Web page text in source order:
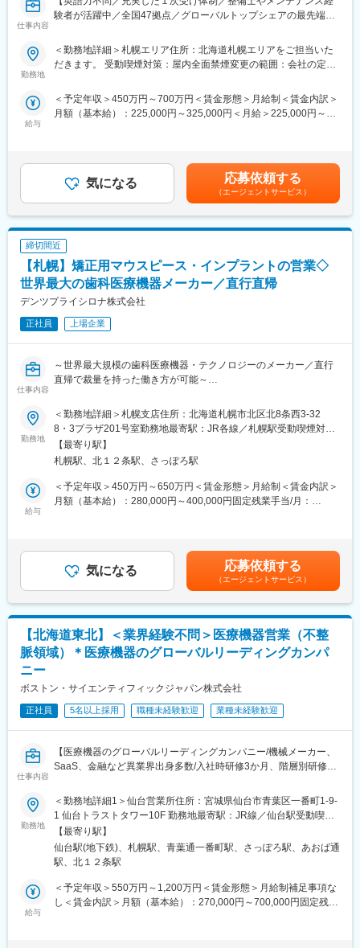
がら、OJTで提案の流れを身につけていただきます。
・札幌拠点を拠点に、北海道内の病院・クリニックを担当
・PACS、RIS、レポートシステム等の提案・デモンストレーショ
・導入に向けた院内調整、要件ヒアリング、見積・提案書作成
・既存顧客のフォローと、展示会等からの新規案件対応
当社は韓国でPACSシェア約70％を誇るメーカーの日本法人とし
て、世界6,200件超の導入実績を持つ高機能な医療用画像システム
を提供しています。静止画像と動画を同一システムで扱える強み
から、他社システムからのリプレイス案件も増加中。
仕事内容
験者が活躍中／全国47拠点／グローバルトップシェアの最先端医
■業務内容：
医療画像診断装置（CT,MRI）、超音波診断装置や麻酔器、生体モ
・医療装置の保守 修理、点検等メンテナンス
・機器導入後の技術支援や購入前後のサポート
い。
【変更の範囲：会社の定める業務】
■就業環境：年間を通しての残業時間は平均して30～40時間とな
っており、夜間の対応につきましては月1, 2回のペースです。一次
対応はコールセンターが行い、現場での対応が必要な場合のみ、
夜間出勤をします。夜間・休日の出勤はスキルを備えられたこと
が確認できたのちに入ることになりますので、新人の内から対応
を求められることはありません。
■サポート体制：不明な点は本部アプリケーションエンジニアがい
るため、最初は専門的な知識はそこまで持っていなくても大丈夫
です。スキルを備えたあとは土日（当番制）に呼び出しはありま
すが一次対応はコールセンターが行い、現場での対応が必要な場
手当などはしっかり完備されております。
■研修制度：各営業所の先輩社員とOJT形式で半年～1年程度かけ
■長期的な就業可能：現在は勤続年数20年と在籍している方も多
数おり年齢層も20歳～50歳とバランスよく活躍しています。自己
都合の退職も3~5％と大手日系メーカーと同様に非常に長く働け
る環境です。
ができます。エンジニアのキャリアパスは無限であり、社内公募
制度によりサービスマネージャーとして現場のマネジメント、本
変更の範囲：本文参照
勤務地
＜勤務地詳細＞札幌エリア住所：北海道札幌エリアをご担当いた
だきます。 受動喫煙対策：屋内全面禁煙変更の範囲：会社の定め
給与
＜予定年収＞450万円～700万円＜賃金形態＞月給制＜賃金内訳＞
月額（基本給）：225,000円～325,000円＜月給＞225,000円～
までも目安の金額であり、選考を通じて上下する可能性がありま
す。賃金はあくまでも目安の金額であり、選考を通じて上下する
可能性があります。月給(月額)は固定手当を含めた表記です。
気になる 応募依頼する
（エージェントサービス）
締切間近
【札幌】矯正用マウスピース・インプラントの営業◇
世界最大の歯科医療機器メーカー／直行直帰
デンツプライシロナ株式会社
正社員 上場企業
仕事内容
～世界最大規模の歯科医療機器・テクノロジーのメーカー／直行
直帰で裁量を持った働き方が可能～
■職務内容：
・歯科医院、病院歯科、および大学歯学部に対するデジタル矯正
システム（シュアスマイル）、インプラント製品、関連製品の提
案・販売
・歯科医院と直接コミュニケーションをとり、リレーションシッ
プの強化と新規顧客の開拓
・製品の情報提供や、販売後のフォローアップ、取扱説明・デモ
■製品について
https://www.dentsplysirona.com/ja-jp/discover/discover-by-
category/implant-dentistry.html
■担当予定エリア
※訪問件数：4~5件/日 ※日帰又は宿泊出張：数回/週
■製品の特徴と魅力：
ナー矯正治療の計画、その計画を元に作製されるカスタムメイド
のアライナー装置の、販売とサポートが主な業務となります。ア
継続的な成長が見込まれるため、営業として大きな成長機会のあ
る環境です。
インプラントについては、多彩な製品ラインアップと、豊富なエ
ビデンスに裏付けられたユニークなポジショニングで圧倒的な知
名力を誇り、日本におけるさらなるシェア拡大をめざしていま
専門性の高い商材でのコンサルティング型・提案型の営業をした
いという方には魅力的な仕事です。
勤務地
＜勤務地詳細＞札幌支店住所：北海道札幌市北区北8条西3‐32
8・3プラザ201号室勤務地最寄駅：JR各線／札幌駅受動喫煙対
策：屋内全面禁煙変更の範囲：会社の定める事業所
【最寄り駅】
札幌駅、北１２条駅、さっぽろ駅
給与
＜予定年収＞450万円～650万円＜賃金形態＞月給制＜賃金内訳＞
月額（基本給）：280,000円～400,000円固定残業手当/月：
詳細は経験・能力・スキルに応じ、選考の過程を通じて決定しま
す。※上記の予定年収は20時間の残業時間代相当の手当およびイ
ンセンティブを含む金額です。■給与改定：年1回（4月）賃金は
あくまでも目安の金額であり、選考を通じて上下する可能性があ
ります。月給(月額)は固定手当を含めた表記です。
気になる 応募依頼する
（エージェントサービス）
【北海道東北】＜業界経験不問＞医療機器営業（不整
脈領域）＊医療機器のグローバルリーディングカンパ
ニー
ボストン・サイエンティフィックジャパン株式会社
正社員 5名以上採用 職種未経験歓迎 業種未経験歓迎
仕事内容
【医療機器のグローバルリーディングカンパニー/機械メーカー、
SaaS、金融など異業界出身多数/入社時研修3か月、階層別研修な
ヵ国に展開/取り扱い製品の75％以上がTOP3以内のマーケットシ
ェアを獲得／新製品の拡大に向けた増員採用】
★自分の提案が治療の選択肢を広げ、患者さんの支えにつながる
社会貢献性の高い仕事です！
★世界的に高い評価を受ける製品群を扱い、取扱製品の75％以上
が市場TOP3のシェアのため提案しやすい環境です！
★3か月の基礎研修に加え、社内公募や他部門を体験できる制度な
勤務地
＜勤務地詳細1＞仙台営業所住所：宮城県仙台市青葉区一番町1-9-
1 仙台トラストタワー10F 勤務地最寄駅：JR線／仙台駅受動喫煙
対策：屋内全面禁煙＜勤務地詳細2＞札幌営業所住所：北海道札幌
市北区北七条西5-7-1 第27ビッグ札幌北スカイビル7階勤務地最寄
駅：JR線／札幌駅受動喫煙対策：屋内全面禁煙変更の範囲：会社
【最寄り駅】
仙台駅(地下鉄)、札幌駅、青葉通一番町駅、さっぽろ駅、あおば通
駅、北１２条駅
給与
＜予定年収＞550万円～1,200万円＜賃金形態＞月給制補足事項な
し＜賃金内訳＞月額（基本給）：270,000円～700,000円固定残業